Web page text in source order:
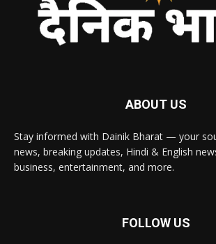
ABOUT US
Stay informed with Dainik Bharat — your
news, breaking updates, Hindi & English
business, entertainment, and more.
FOLLOW US